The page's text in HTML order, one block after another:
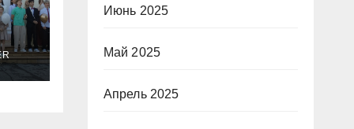
Июнь 2025
Май 2025
Апрель 2025